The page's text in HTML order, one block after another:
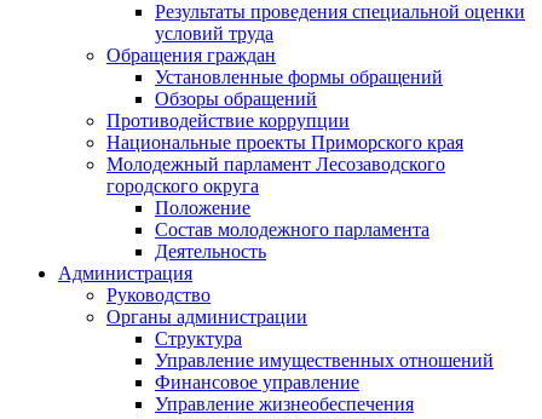
Результаты проведения специальной оценки
условий труда
Обращения граждан
Установленные формы обращений
Обзоры обращений
Противодействие коррупции
Национальные проекты Приморского края
Молодежный парламент Лесозаводского
городского округа
Положение
Состав молодежного парламента
Деятельность
Администрация
Руководство
Органы администрации
Структура
Управление имущественных отношений
Финансовое управление
Управление жизнеобеспечения